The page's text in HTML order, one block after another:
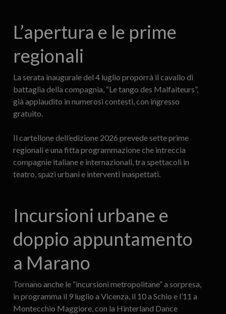
L’apertura e le prime
regionali
La serata inaugurale del 4 luglio proporrà il cavallo di
battaglia della compagnia, “Le tango des Malfaiteurs”,
già applaudito in numerosi contesti, con ingresso
gratuito.
Il cartellone dell’edizione 2026 prevede sette prime
regionali e una fitta programmazione che intreccia
compagnie italiane e internazionali, tra spettacoli in
teatro, spazi urbani e interventi inaspettati.
Incursioni urbane e
doppio appuntamento
a Marano
Tornano anche le “incursioni metropolitane” a sorpresa,
in programma il 9 luglio a Vicenza, il 10 a Schio e l’11 a
Montecchio Maggiore, con la Hinterland Dance